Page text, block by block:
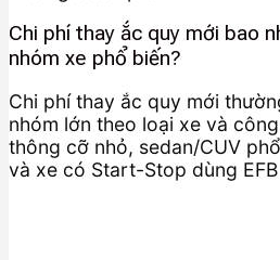
Chi phí thay ắc quy mới bao
nhóm xe phổ biến?
Chi phí thay ắc quy mới
nhóm lớn theo loại xe và
thông cỡ nhỏ, sedan/CUV
và xe có Start-Stop dùng